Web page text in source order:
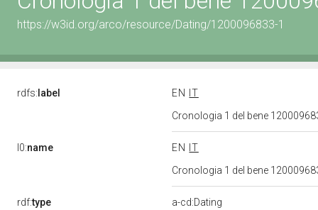
https://w3id.org/arco/resource/Dating/1200096833-1
rdfs: label EN
IT
Cronologia 1 del bene
l0:name EN
IT
Cronologia 1 del bene
rdf:type
a-cd:Dating